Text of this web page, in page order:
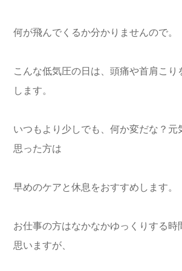
何が飛んでくるか分かりませんので。
こんな低気圧の日は、頭痛や首肩こり
します。
いつもより少しでも、何か変だな？元
思った方は
早めのケアと休息をおすすめします。
お仕事の方はなかなかゆっくりする時
思いますが、